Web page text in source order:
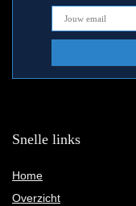
Snelle links
Home
Overzicht